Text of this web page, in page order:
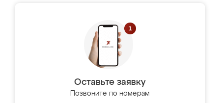
Оставьте заявку
Позвоните по номерам